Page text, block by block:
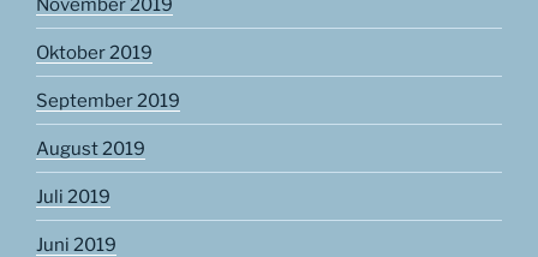
November 2019
Oktober 2019
September 2019
August 2019
Juli 2019
Juni 2019